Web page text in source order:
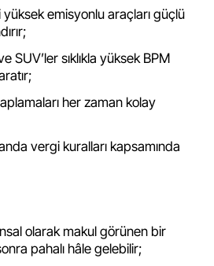
emisyonlu araçları güçlü
SUV’ler sıklıkla yüksek BPM
her zaman kolay
vergi kuralları kapsamında
olarak makul görünen bir
pahalı hâle gelebilir;